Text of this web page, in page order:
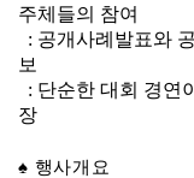
주체들의 참여
: 공개사례발표와
보
: 단순한 대회 경연
장
♠ 행사개요